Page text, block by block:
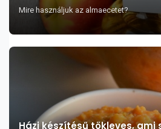
Mire használjuk az almaecetet?
Házi készítésű tökleves, ami